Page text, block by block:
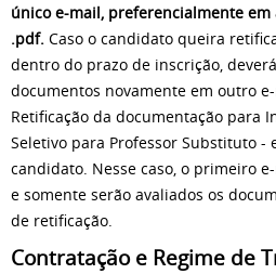
único e-mail, preferencialmente
.pdf. Caso o candidato queira
dentro do prazo de inscrição,
documentos novamente em outro
Retificação da documentação para
Seletivo para Professor Substituto -
candidato. Nesse caso, o primeiro
e somente serão avaliados os
de retificação.
Contratação e Regime de